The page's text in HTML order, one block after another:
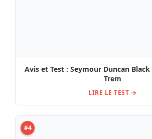
Avis et Test : PRS Pickup
LIRE LE TEST →
#5